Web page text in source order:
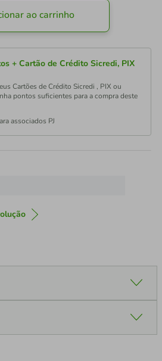
ao carrinho
+ Cartão de Crédito Sicredi, PIX
Cartões de Crédito Sicredi , PIX ou
pontos suficientes para a compra deste
associados PJ